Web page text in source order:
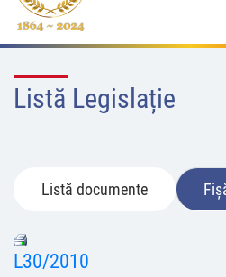
Listă Legislație
Listă documente
L30/2010